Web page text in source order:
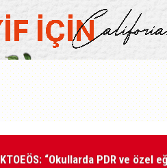
KTOEÖS: “Okullarda PDR ve özel